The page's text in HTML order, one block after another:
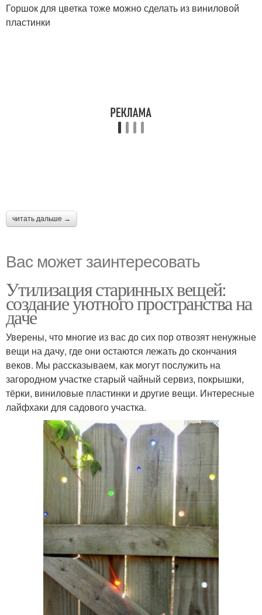
Горшок для цветка тоже можно сделать из виниловой
пластинки
читать дальше →
Вас может заинтересовать
Утилизация старинных вещей:
создание уютного пространства на
даче
Уверены, что многие из вас до сих пор отвозят ненужные
вещи на дачу, где они остаются лежать до скончания
веков. Мы рассказываем, как могут послужить на
загородном участке старый чайный сервиз, покрышки,
тёрки, виниловые пластинки и другие вещи. Интересные
лайфхаки для садового участка.